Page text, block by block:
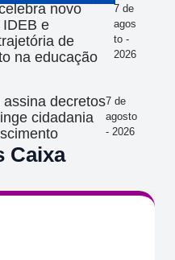
novo
e
de
na educação
7 de
agos
to -
2026
assina decretos
cidadania
7 de
agosto
- 2026
Caixa